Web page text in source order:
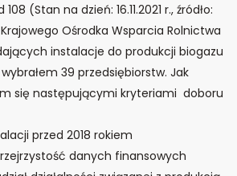
(Stan na dzień: 16.11.2021 r., źródło:
Ośrodka Wsparcia Rolnictwa
instalacje do produkcji biogazu
39 przedsiębiorstw. Jak
się następującymi kryteriami doboru
przed 2018 rokiem
danych finansowych